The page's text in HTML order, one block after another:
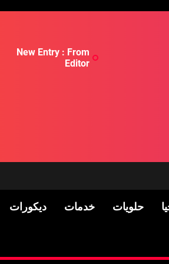
New Entry : From
Editor
حلويات خدمات ديكورات